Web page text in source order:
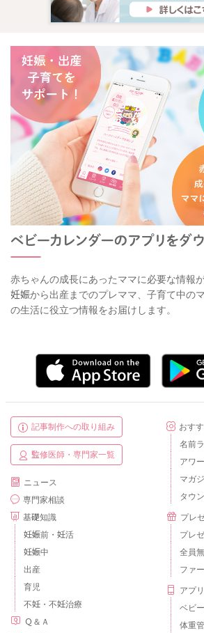
赤ちゃんの成長にあったママに必要な情報
妊娠から出産までのプレママ、子育て中の
の生活に役立つ情報をお届けします。
記事制作への取り組み
監修医師・専門家一覧
ニュース
専門家相談
基礎知識
妊娠前・妊活
妊娠中
出産
育児
不妊・不妊治療
Ｑ＆Ａ
おす
名前
アワ
マガ
タウ
プレ
プレ
全員
ファ
アプリ
ベビ
体重